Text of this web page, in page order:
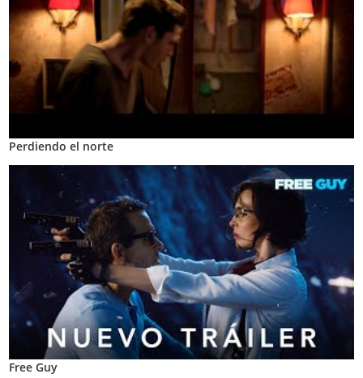
Perdiendo el norte
Free Guy